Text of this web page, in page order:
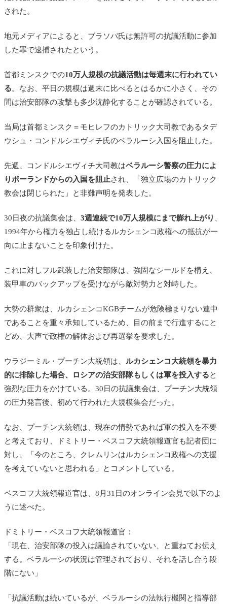
された。
地元メディアによると、ブラソバ氏は無許可の抗議活動に参加
した罪で逮捕されたという。
首都ミンスクでの10万人規模の抗議活動は毎週末に行われてい
る。なお、平日の規模は週末に比べるとはるかに小さく、その
間は治安部隊の攻撃も多少沈静化することが確認されている。
当局は首都ミンスク＝モヒレフのカトリック大司教であるタデ
ウシュ・コンドルシエヴィチ氏のベラルーシ入国を阻止した。
先週、コンドルシエヴィチ大司教はベラルーシ警察の圧力によ
りポーランドからの入国を阻止され、「独立広場のカトリック
教会は閉じられた」と非難声明を発表した。
30日夜の抗議集会は、 3週連続で10万人規模にまで膨れ上がり
1994年から権力を独占し続けるルカシェンコ政権への抵抗が一
向に止まないことを印象付けた。
これに対しフル武装した治安部隊は、強固なシールドを構え、
装甲車のバックアップを受けながら敵対勢力と対峙した。
大勢の群衆は、ルカシェンコKGBチームが危険極まりない連中
であることを重々承知しているため、目の前まで行進するにと
どめ、大声で政権の解体および再選挙を要求した。
ウラジーミル・プーチン大統領は、 ルカシェンコ大統領を暴力
的に排除した場合、ロシアの治安部隊もしくは軍を投入すると
強烈な圧力をかけている。30日の抗議集会は、プーチン大統領
の圧力発言後、初めて行われた大規模集会だった。
なお、プーチン大統領は、現在の情勢であれば軍の投入を不要
と考えており、ドミトリー・ベスコフ大統領報道官も記者団に
対し、「今のところ、クレムリンはルカシェンコ政権への支援
を考えていないと思われる」とコメントしている。
ベスコフ大統領報道官は、8月31日のオンライン会見で以下のよ
うに述べた。
ドミトリー・ベスコフ大統領報道官：
「現在、治安部隊の投入は議論されていない、と重ねてお伝え
する。ベラルーシの状況は管理されており、それを話し合う段
階にない」
「抗議活動は続いているが、ベラルーシの法執行機関と指導部